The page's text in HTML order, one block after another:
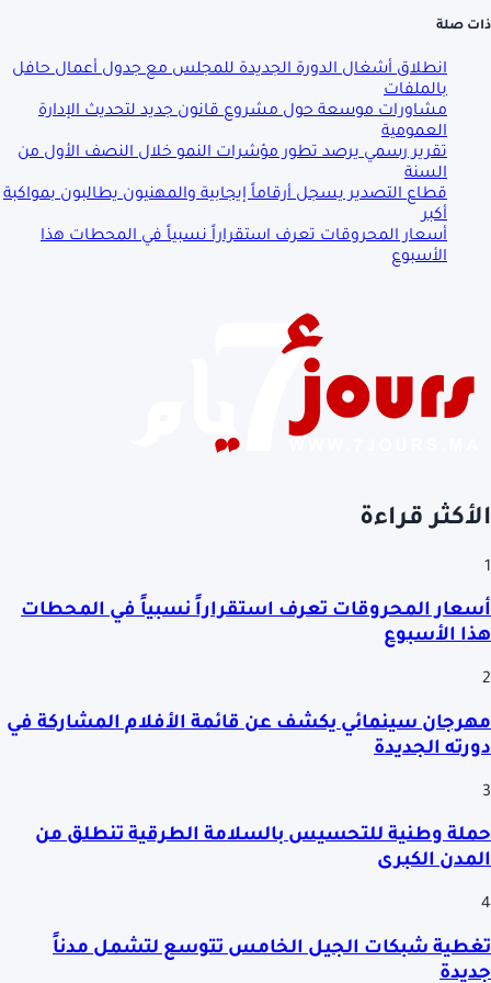
ذات صلة
انطلاق أشغال الدورة الجديدة للمجلس مع جدول أعمال حافل
بالملفات
مشاورات موسعة حول مشروع قانون جديد لتحديث الإدارة
العمومية
تقرير رسمي يرصد تطور مؤشرات النمو خلال النصف الأول من
السنة
قطاع التصدير يسجل أرقاماً إيجابية والمهنيون يطالبون بمواكبة
أكبر
أسعار المحروقات تعرف استقراراً نسبياً في المحطات هذا
الأسبوع
الأكثر قراءة
1
أسعار المحروقات تعرف استقراراً نسبياً في المحطات
هذا الأسبوع
2
مهرجان سينمائي يكشف عن قائمة الأفلام المشاركة في
دورته الجديدة
3
حملة وطنية للتحسيس بالسلامة الطرقية تنطلق من
المدن الكبرى
4
تغطية شبكات الجيل الخامس تتوسع لتشمل مدناً
جديدة